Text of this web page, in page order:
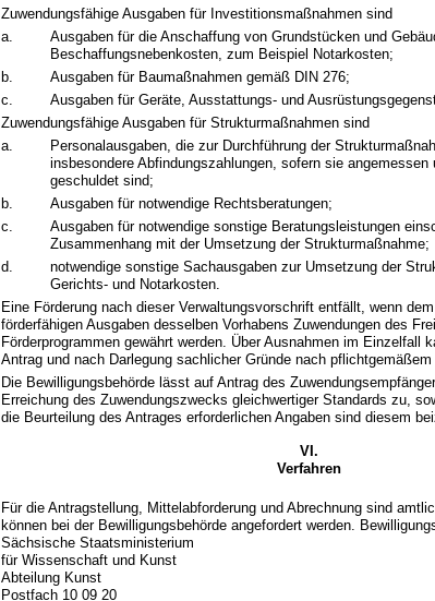
Zuwendungsfähige Ausgaben für Investitionsmaßnahmen sind
a.
Ausgaben für die Anschaffung von Grundstücken und
Beschaffungsnebenkosten, zum Beispiel Notarkosten;
b.
Ausgaben für Baumaßnahmen gemäß DIN 276;
c.
Ausgaben für Geräte, Ausstattungs- und
Zuwendungsfähige Ausgaben für Strukturmaßnahmen sind
a.
Personalausgaben, die zur Durchführung der
insbesondere Abfindungszahlungen, sofern sie
geschuldet sind;
b.
Ausgaben für notwendige Rechtsberatungen;
c.
Ausgaben für notwendige sonstige Beratungsleistungen
Zusammenhang mit der Umsetzung der Strukturmaßnahme;
d.
notwendige sonstige Sachausgaben zur Umsetzung der
Gerichts- und Notarkosten.
Eine Förderung nach dieser Verwaltungsvorschrift entfällt, wenn
förderfähigen Ausgaben desselben Vorhabens Zuwendungen des
Förderprogrammen gewährt werden. Über Ausnahmen im Einzelfall
Antrag und nach Darlegung sachlicher Gründe nach
Die Bewilligungsbehörde lässt auf Antrag des
Erreichung des Zuwendungszwecks gleichwertiger Standards zu,
die Beurteilung des Antrages erforderlichen Angaben sind diesem
VI.
Verfahren
Für die Antragstellung, Mittelabforderung und Abrechnung sind
können bei der Bewilligungsbehörde angefordert werden.
Sächsische Staatsministerium
für Wissenschaft und Kunst
Abteilung Kunst
Postfach 10 09 20